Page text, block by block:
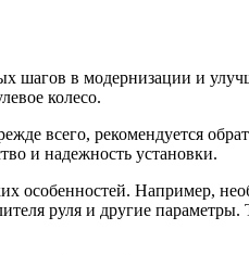
шагов в модернизации и
колесо.
всего, рекомендуется
и надежность установки.
особенностей. Например,
руля и другие